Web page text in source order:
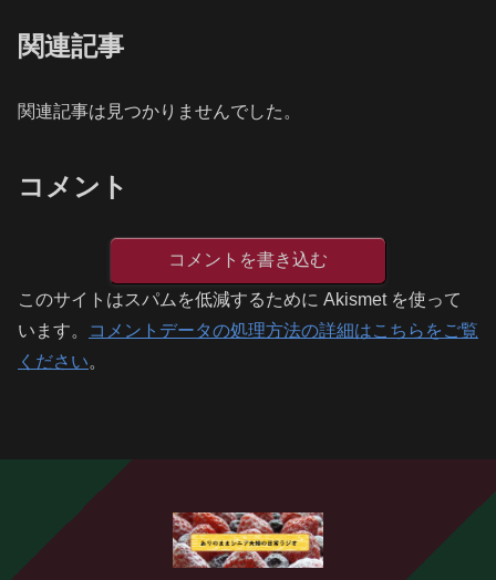
関連記事
関連記事は見つかりませんでした。
コメント
コメントを書き込む
このサイトはスパムを低減するために Akismet を使って
います。
コメントデータの処理方法の詳細はこちらをご覧
ください。